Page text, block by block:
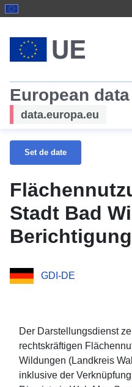
European data
data.europa.eu
Set de date
Stadt Bad
GDI-DE
Der Darstellungsdienst
rechtskräftigen
Wildungen (Landkreis
inklusive der